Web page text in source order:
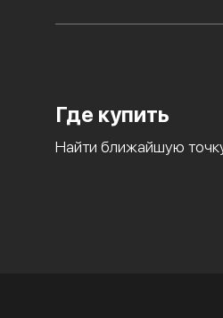
Где купить
Найти ближайшую